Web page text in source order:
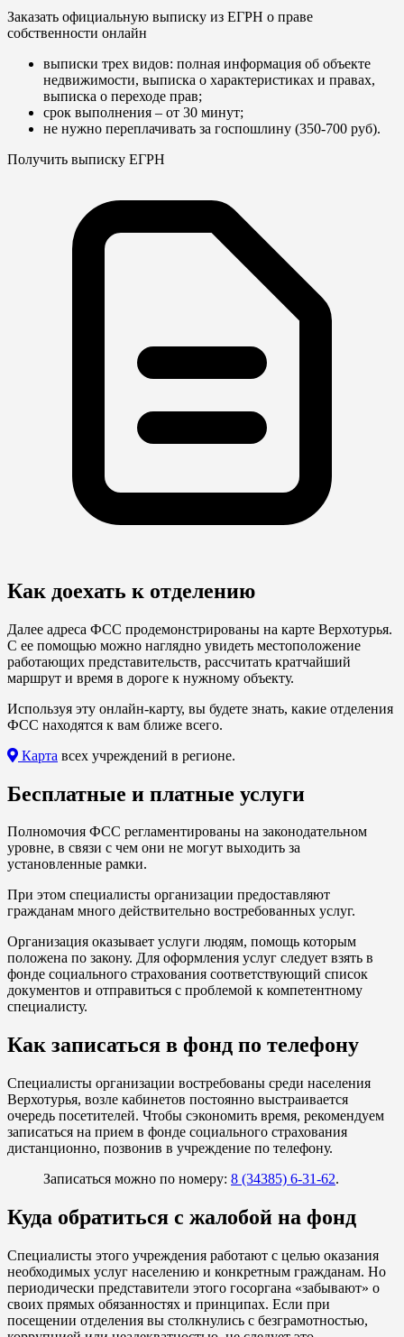
Заказать официальную выписку из ЕГРН о праве
собственности онлайн
выписки трех видов: полная информация об объекте
недвижимости, выписка о характеристиках и правах,
выписка о переходе прав;
срок выполнения – от 30 минут;
не нужно переплачивать за госпошлину (350-700 руб).
Получить выписку ЕГРН
Как доехать к отделению
Далее адреса ФСС продемонстрированы на карте Верхотурья.
С ее помощью можно наглядно увидеть местоположение
работающих представительств, рассчитать кратчайший
маршрут и время в дороге к нужному объекту.
Используя эту онлайн-карту, вы будете знать, какие отделения
ФСС находятся к вам ближе всего.
Карта всех учреждений в регионе.
Бесплатные и платные услуги
Полномочия ФСС регламентированы на законодательном
уровне, в связи с чем они не могут выходить за
установленные рамки.
При этом специалисты организации предоставляют
гражданам много действительно востребованных услуг.
Организация оказывает услуги людям, помощь которым
положена по закону. Для оформления услуг следует взять в
фонде социального страхования соответствующий список
документов и отправиться с проблемой к компетентному
специалисту.
Как записаться в фонд по телефону
Специалисты организации востребованы среди населения
Верхотурья, возле кабинетов постоянно выстраивается
очередь посетителей. Чтобы сэкономить время, рекомендуем
записаться на прием в фонде социального страхования
дистанционно, позвонив в учреждение по телефону.
Записаться можно по номеру: 8 (34385) 6-31-62.
Куда обратиться с жалобой на фонд
Специалисты этого учреждения работают с целью оказания
необходимых услуг населению и конкретным гражданам. Но
периодически представители этого госоргана «забывают» о
своих прямых обязанностях и принципах. Если при
посещении отделения вы столкнулись с безграмотностью,